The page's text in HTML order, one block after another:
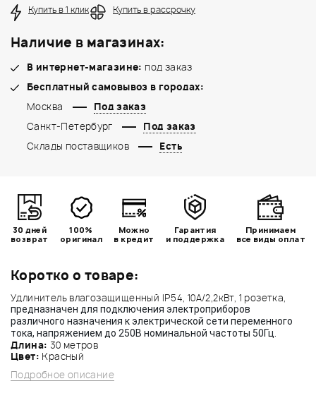
Коротко о товаре:
Удлинитель влагозащищенный IP54, 10A/2,2кВт, 1 розетка,
предназначен для подключения электроприборов
различного назначения к электрической сети переменного
тока, напряжением до 250В номинальной частоты 50Гц.
Длина: 30 метров
Цвет: Красный
Подробное описание
Купить в 1 клик Купить в рассрочку
Наличие в магазинах:
В интернет-магазине: под заказ
Бесплатный самовывоз в городах:
Москва
Под заказ
Санкт-Петербург
Под заказ
Склады поставщиков
Есть
30 дней
возврат
100%
оригинал
Можно
в кредит
Гарантия
и поддержка
Принимаем
все виды оплат